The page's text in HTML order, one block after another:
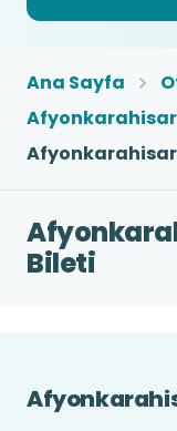
Ana Sayfa
Afyonkarahisar
Bileti